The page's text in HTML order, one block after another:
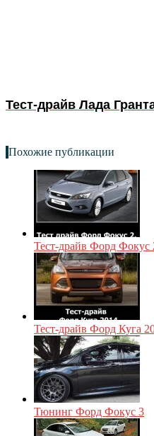
Тест-драйв Лада
Похожие публикации
Тест-драйв Форд Фокус
Тест-драйв Форд Куга
Тюнинг Форд Фокус 3